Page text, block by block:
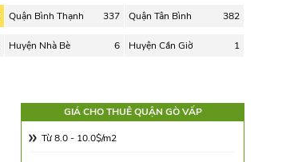
Quận Bình Thạnh 337 Quận Tân Bình 382
Huyện Nhà Bè 6 Huyện Cần Giờ 1
GIÁ CHO THUÊ QUẬN GÒ VẤP
Từ 8.0 - 10.0$/m2